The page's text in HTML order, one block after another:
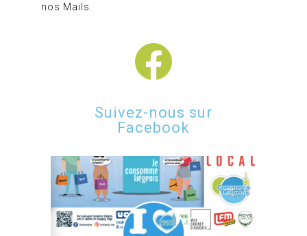
nos Mails.
Suivez-nous sur
Facebook